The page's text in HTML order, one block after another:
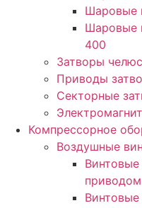
Шаровые
Шаровые
400
Затворы
Приводы
Секторные
Компрессорное
Воздушные
приводом